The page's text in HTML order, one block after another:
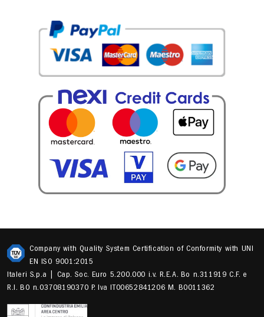
Company with Quality System Certification of Conformity with UNI
EN ISO 9001:2015
Italeri S.p.a | Cap. Soc. Euro 5.200.000 i.v. R.E.A. Bo n.311919 C.F. e
R.I. BO n.03708190370 P. Iva IT00652841206 M. B0011362